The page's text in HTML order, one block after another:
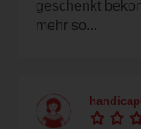
geschenkt
mehr so...